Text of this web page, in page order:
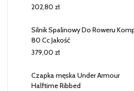
202,80 zł
Silnik Spalinowy Do Roweru
80 Cc Jakość
379,00 zł
Czapka męska Under Armour
Halftime Ribbed